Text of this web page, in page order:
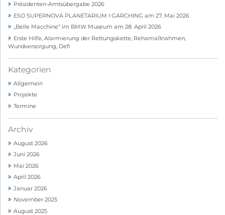
Präsidenten-Amtsübergabe 2026
ESO SUPERNOVA PLANETARIUM I GARCHING am 27. Mai 2026
„Belle Macchine“ im BMW Museum am 28. April 2026
Erste Hilfe, Alarmierung der Rettungskette, Rehamaßnahmen,
Wundversorgung, Defi
Kategorien
Allgemein
Projekte
Termine
Archiv
August 2026
Juni 2026
Mai 2026
April 2026
Januar 2026
November 2025
August 2025